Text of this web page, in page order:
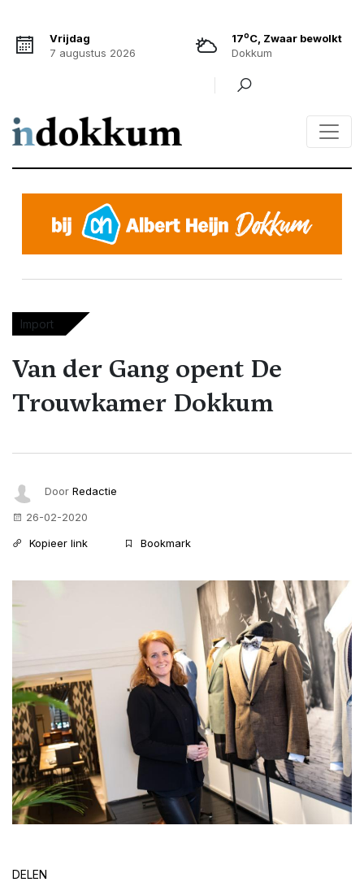
Vrijdag
7 augustus 2026
17oC, Zwaar bewolkt
Dokkum
Import
Van der Gang opent De
Trouwkamer Dokkum
Door Redactie
26-02-2020
Kopieer link
Bookmark
DELEN